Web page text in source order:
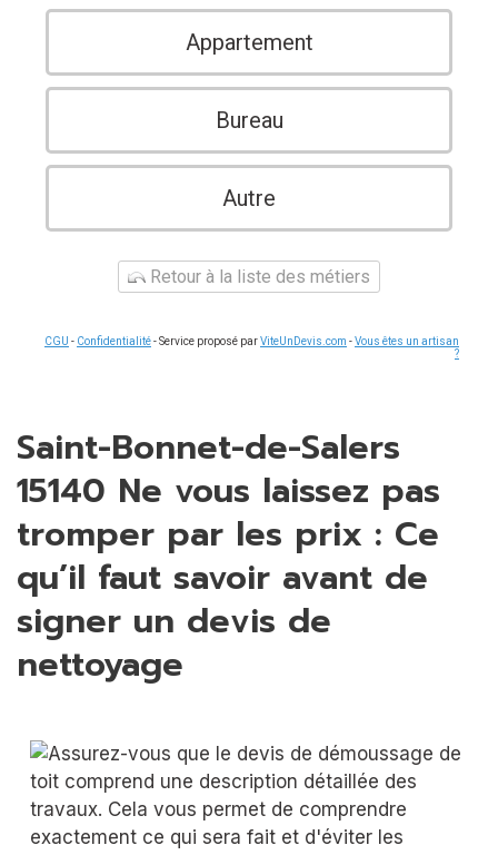
Appartement
Bureau
Autre
Retour à la liste des métiers
CGU - Confidentialité- Service proposé parViteUnDevis.com -Vous êtes un artisan
?
Saint-Bonnet-de-Salers
15140 Ne vous laissez pas
tromper par les prix : Ce
qu’il faut savoir avant de
signer un devis de
nettoyage